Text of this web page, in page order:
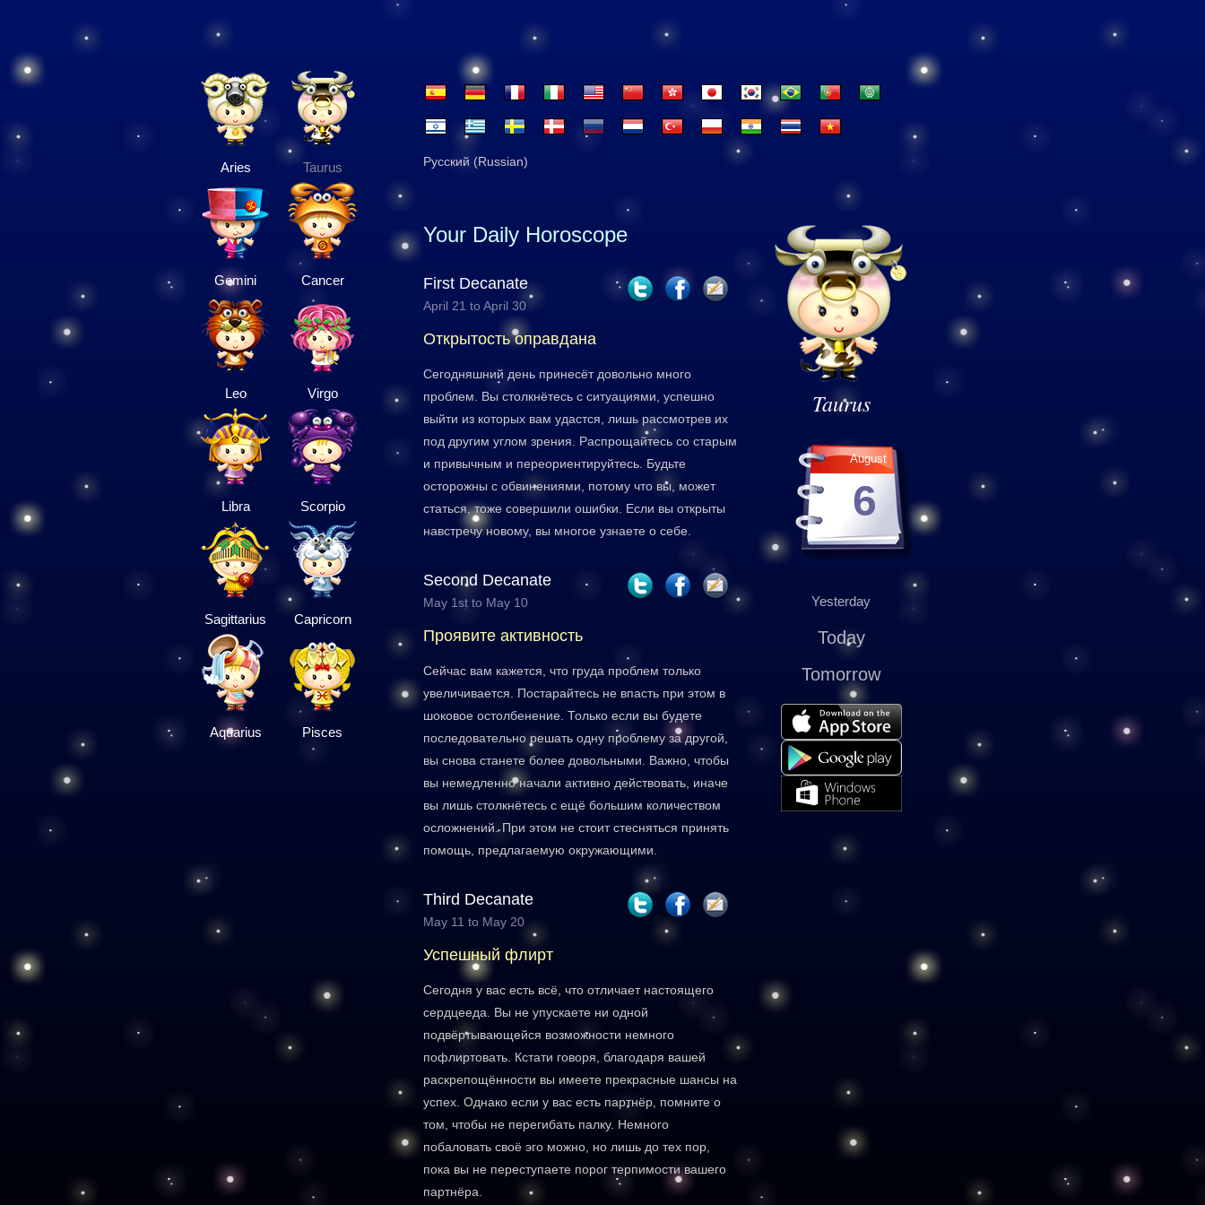
Aries Taurus
Gemini Cancer
Leo Virgo
Libra Scorpio
Sagittarius Capricorn
Aquarius Pisces
Русский (Russian)
Taurus
August
6
Yesterday
Today
Tomorrow
Your Daily Horoscope
First Decanate
April 21 to April 30
Открытость оправдана
Сегодняшний день принесёт довольно много
проблем. Вы столкнётесь с ситуациями, успешно
выйти из которых вам удастся, лишь рассмотрев их
под другим углом зрения. Распрощайтесь со старым
и привычным и переориентируйтесь. Будьте
осторожны с обвинениями, потому что вы, может
статься, тоже совершили ошибки. Если вы открыты
навстречу новому, вы многое узнаете о себе.
Second Decanate
May 1st to May 10
Проявите активность
Сейчас вам кажется, что груда проблем только
увеличивается. Постарайтесь не впасть при этом в
шоковое остолбенение. Только если вы будете
последовательно решать одну проблему за другой,
вы снова станете более довольными. Важно, чтобы
вы немедленно начали активно действовать, иначе
вы лишь столкнётесь с ещё большим количеством
осложнений. При этом не стоит стесняться принять
помощь, предлагаемую окружающими.
Third Decanate
May 11 to May 20
Успешный флирт
Сегодня у вас есть всё, что отличает настоящего
сердцееда. Вы не упускаете ни одной
подвёртывающейся возможности немного
пофлиртовать. Кстати говоря, благодаря вашей
раскрепощённости вы имеете прекрасные шансы на
успех. Однако если у вас есть партнёр, помните о
том, чтобы не перегибать палку. Немного
побаловать своё эго можно, но лишь до тех пор,
пока вы не переступаете порог терпимости вашего
партнёра.